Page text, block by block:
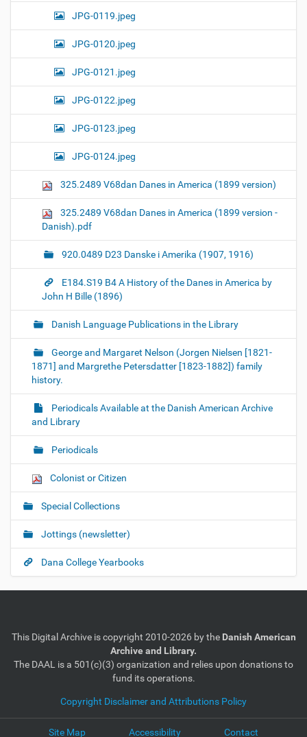
JPG-0119.jpeg
JPG-0120.jpeg
JPG-0121.jpeg
JPG-0122.jpeg
JPG-0123.jpeg
JPG-0124.jpeg
325.2489 V68dan Danes in America (1899 version)
325.2489 V68dan Danes in America (1899 version -
Danish).pdf
920.0489 D23 Danske i Amerika (1907, 1916)
E184.S19 B4 A History of the Danes in America by
John H Bille (1896)
Danish Language Publications in the Library
George and Margaret Nelson (Jorgen Nielsen [1821-
1871] and Margrethe Petersdatter [1823-1882]) family
history.
Periodicals Available at the Danish American Archive
and Library
Periodicals
Colonist or Citizen
Special Collections
Jottings (newsletter)
Dana College Yearbooks
This Digital Archive is copyright 2010-2026 by the Danish American
Archive and Library.
The DAAL is a 501(c)(3) organization and relies upon donations to
fund its operations.
Copyright Disclaimer and Attributions Policy
Site Map Accessibility Contact